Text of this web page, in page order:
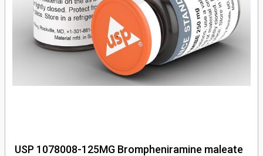
USP 1078008-125MG Brompheniramine maleate